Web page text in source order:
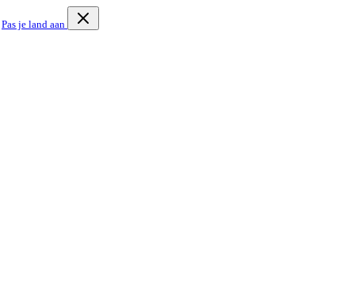
Pas je land aan